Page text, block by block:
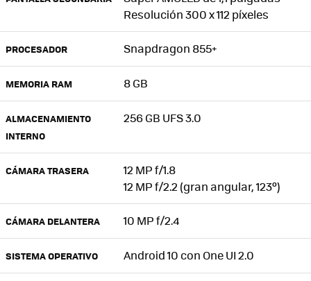
Resolución 300 x 112 píxeles
PROCESADOR Snapdragon 855+
MEMORIA RAM 8 GB
ALMACENAMIENTO
INTERNO
256 GB UFS 3.0
CÁMARA TRASERA
12 MP f/1.8
12 MP f/2.2 (gran angular, 123º)
CÁMARA DELANTERA 10 MP f/2.4
SISTEMA OPERATIVO Android 10 con One UI 2.0